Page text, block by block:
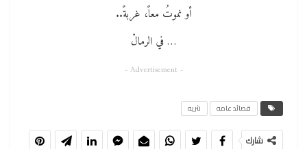
أو نموتُ معاً، غربةً..
… في الرمالْ
- Advertisement -
قصائد عامه نثريه
شارك